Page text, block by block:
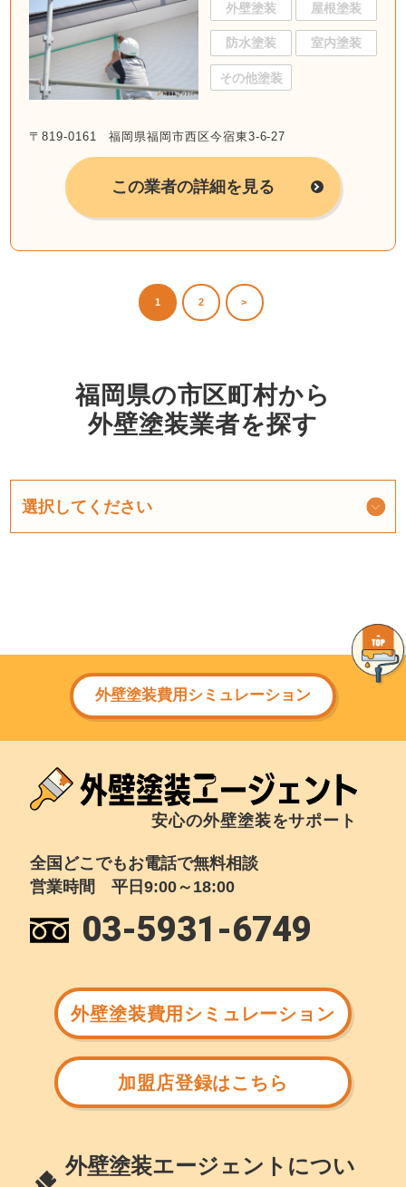
外壁塗装 屋根塗装
防水塗装 室内塗装
その他塗装
〒819-0161 福岡県福岡市西区今宿東3-6-27
この業者の詳細を見る
1 2 >
福岡県の市区町村から
外壁塗装業者を探す
外壁塗装費用シミュレーション
安心の外壁塗装をサポート
全国どこでもお電話で無料相談
営業時間 平日9:00～18:00
03-5931-6749
外壁塗装費用シミュレーション
加盟店登録はこちら
外壁塗装エージェントについ